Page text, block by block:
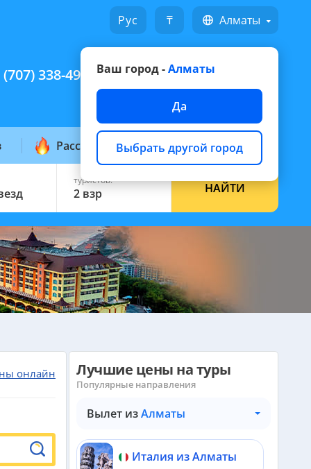
Русский ₸ Алматы
Ваш город -Алматы
Да
Выбрать другой город
(707) 338-49-49 Написать на WhatsApp
Рассылка горящих
туристов:
2 взр НАЙТИ
онлайн Лучшие цены на туры
Популярные направления
Вылет изАлматы
Италия из Алматы